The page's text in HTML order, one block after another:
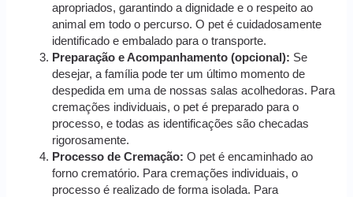
apropriados, garantindo a dignidade e o respeito ao
animal em todo o percurso. O pet é cuidadosamente
identificado e embalado para o transporte.
Preparação e Acompanhamento (opcional): Se
desejar, a família pode ter um último momento de
despedida em uma de nossas salas acolhedoras. Para
cremações individuais, o pet é preparado para o
processo, e todas as identificações são checadas
rigorosamente.
Processo de Cremação: O pet é encaminhado ao
forno crematório. Para cremações individuais, o
processo é realizado de forma isolada. Para